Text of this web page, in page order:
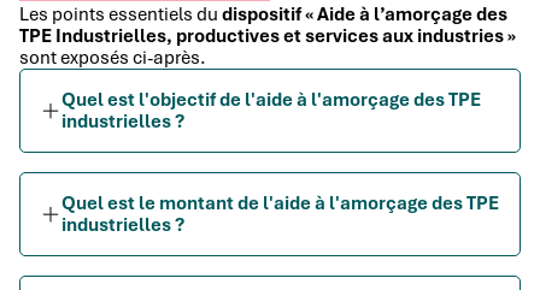
Les points essentiels du dispositif « Aide à l’amorçage des
TPE Industrielles, productives et services aux industries »
sont exposés ci-après.
Quel est l'objectif de l'aide à l'amorçage des TPE
industrielles ?
Quel est le montant de l'aide à l'amorçage des TPE
industrielles ?